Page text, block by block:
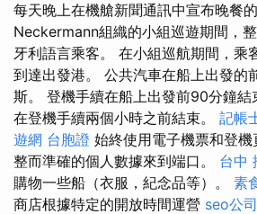
每天晚上在機艙新聞通訊中宣布晚餐
Neckermann組織的小組巡遊期間，
牙利語言乘客。 在小組巡航期間，乘
到達出發港。 公共汽車在船上出發的
斯。 登機手續在船上出發前90分鐘結
在登機手續兩個小時之前結束。 記帳
遊網 台胞證 始終使用電子機票和登
整而準確的個人數據來到端口。 台中
購物一些船（衣服，紀念品等）。 素
商店根據特定的開放時間運營 seo公司